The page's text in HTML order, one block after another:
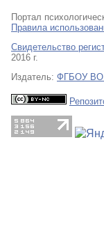
Портал
Правила
Свидетельство
2016 г.
Издатель: ФГБОУ